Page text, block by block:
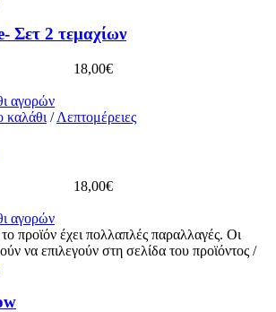
Σετ 2 τεμαχίων
18,00€
αγορών
/ Λεπτομέρειες
18,00€
αγορών
προϊόν έχει πολλαπλές παραλλαγές. Οι
να επιλεγούν στη σελίδα του προϊόντος /